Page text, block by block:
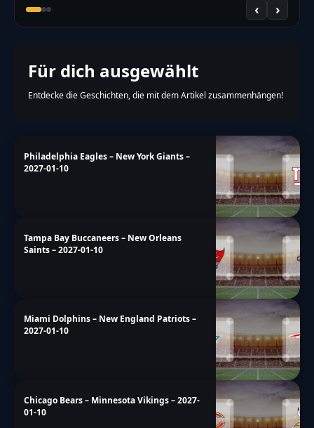
‹ ›
Für dich ausgewählt
Entdecke die Geschichten, die mit dem Artikel zusammenhängen!
Philadelphia Eagles – New York Giants –
2027-01-10
Tampa Bay Buccaneers – New Orleans
Saints – 2027-01-10
Miami Dolphins – New England Patriots –
2027-01-10
Chicago Bears – Minnesota Vikings – 2027-
01-10